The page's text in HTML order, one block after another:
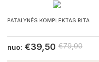
PATALYNĖS KOMPLEKTAS RITA
nuo: €39,50 €79,00